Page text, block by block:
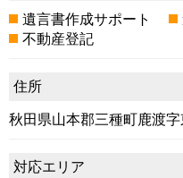
遺言書作成サポート
不動産登記
住所
秋田県山本郡三種町鹿渡
対応エリア